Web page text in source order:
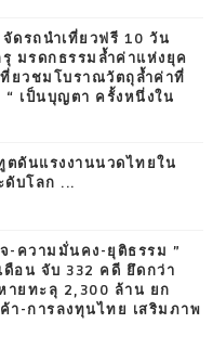
ดรถนำเที่ยวฟรี 10 วัน
มรดกธรรมล้ำค่าแห่งยุค
ยวชมโบราณวัตถุล้ำค่าที่
เป็นบุญตา ครั้งหนึ่งใน
ดันแรงงานนวดไทยใน
ดับโลก ...
-ความมั่นคง-ยุติธรรม ”
ดือน จับ 332 คดี ยึดกว่า
ายทะลุ 2,300 ล้าน ยก
า-การลงทุนไทย เสริมภาพ